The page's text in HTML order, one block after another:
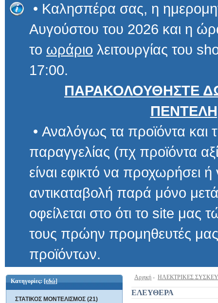
• Καλησπέρα σας, η
Αυγούστου του 2026 και
το ωράριο λειτουργίας του
17:00.
ΠΑΡΑΚΟΛΟΥΘΗΣΤΕ
• Αναλόγως τα προϊόντα και
παραγγελίας (πχ προϊόντα αξίας
είναι εφικτό να προχωρήσει ή να
αντικαταβολή παρά μόνο μετά
οφείλεται στο ότι το site μας τώρα
τους πρώην προμηθευτές μας
προϊόντων.
Κατηγορίες:[εδώ]
ΣΤΑΤΙΚΟΣ ΜΟΝΤΕΛΙΣΜΟΣ (21)
Αρχική - ΗΛΕΚΤΡΙΚΕΣ
ΕΛΕΥΘΕΡΑ